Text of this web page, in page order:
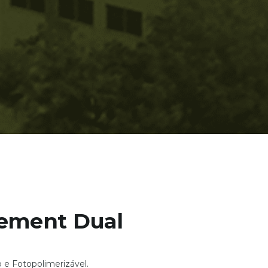
Dual
Fotopolimerizável.